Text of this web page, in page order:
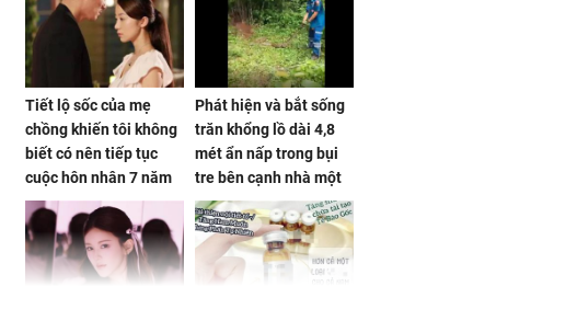
Tiết lộ sốc của mẹ
chồng khiến tôi không
biết có nên tiếp tục
cuộc hôn nhân 7 năm
nữa hay không
Phát hiện và bắt sống
trăn khổng lồ dài 4,8
mét ẩn nấp trong bụi
tre bên cạnh nhà một
cụ bà